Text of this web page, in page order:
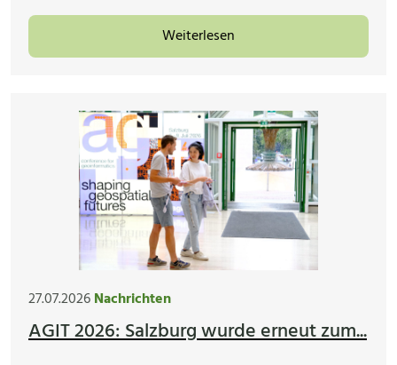
Weiterlesen
27.07.2026Nachrichten
AGIT 2026: Salzburg wurde erneut zum...